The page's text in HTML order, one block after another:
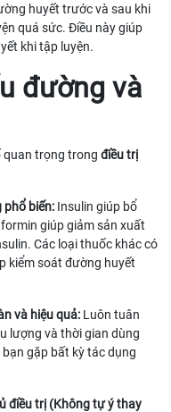
huyết trước và sau khi
quá sức. Điều này giúp
khi tập luyện.
đường và
quan trọng trong điều trị
phổ biến: Insulin giúp bổ
giúp giảm sản xuất
Các loại thuốc khác có
kiểm soát đường huyết
và hiệu quả: Luôn tuân
lượng và thời gian dùng
gặp bất kỳ tác dụng
điều trị (Không tự ý thay